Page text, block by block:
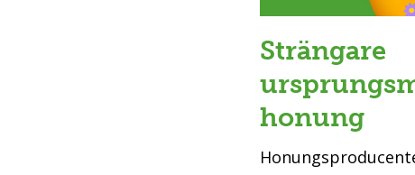
Strängare
honung